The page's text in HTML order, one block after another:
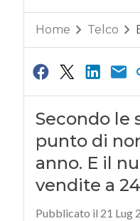
Home Telco
Secondo le
punto di
anno. E il
vendite a
Pubblicato il 21 Lug